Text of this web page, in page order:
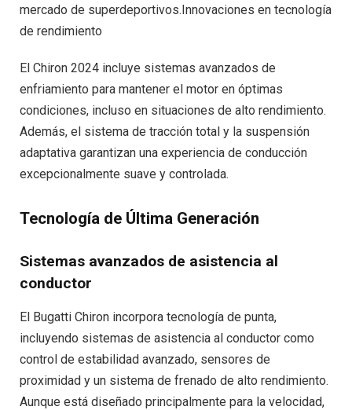
mercado de superdeportivos.Innovaciones en tecnología
de rendimiento
El Chiron 2024 incluye sistemas avanzados de
enfriamiento para mantener el motor en óptimas
condiciones, incluso en situaciones de alto rendimiento.
Además, el sistema de tracción total y la suspensión
adaptativa garantizan una experiencia de conducción
excepcionalmente suave y controlada.
Tecnología de Última Generación
Sistemas avanzados de asistencia al
conductor
El Bugatti Chiron incorpora tecnología de punta,
incluyendo sistemas de asistencia al conductor como
control de estabilidad avanzado, sensores de
proximidad y un sistema de frenado de alto rendimiento.
Aunque está diseñado principalmente para la velocidad,